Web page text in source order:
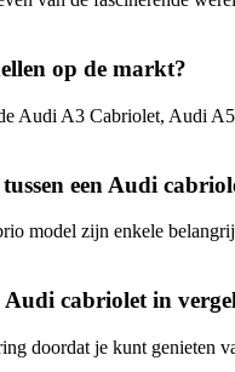
op de markt?
Audi A3 Cabriolet, Audi
een Audi
model zijn enkele
cabriolet in
doordat je kunt genieten